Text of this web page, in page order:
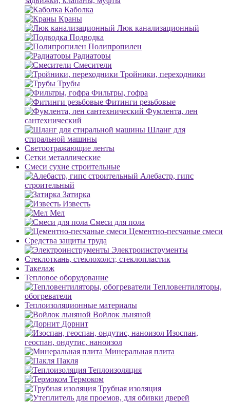
Каболка
Краны
Люк канализационный
Подводка
Полипропилен
Радиаторы
Смесители
Тройники, переходники
Трубы
Фильтры, гофра
Фитинги резьбовые
Фумлента, лен
сантехнический
Шланг для
стиральной машины
Светоотражающие ленты
Сетки металлические
Смеси сухие строительные
Алебастр, гипс
строительный
Затирка
Известь
Мел
Смеси для пола
Цементно-песчаные смеси
Средства защиты труда
Электроинструменты
Стеклоткань, стеклохолст, стеклопластик
Такелаж
Тепловое оборудование
Тепловентиляторы,
обогреватели
Теплоизоляционные материалы
Войлок льняной
Дорнит
Изоспан,
геоспан, ондутис, наноизол
Минеральная плита
Пакля
Теплоизоляция
Термоком
Трубная изоляция